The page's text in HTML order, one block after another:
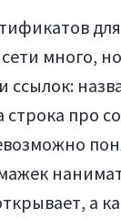
для
много,
ссылок:
про
а